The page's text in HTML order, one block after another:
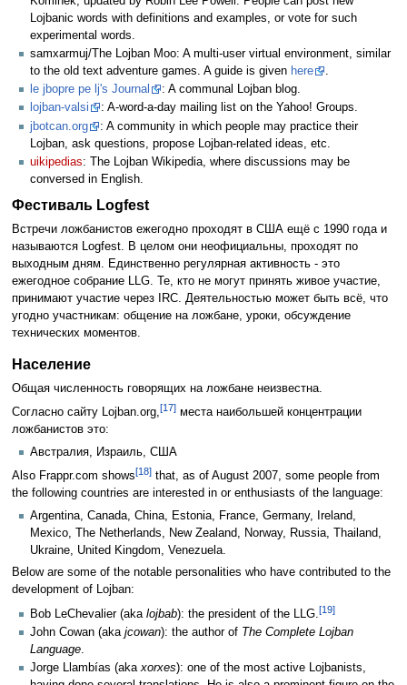
Lojbanic words with definitions and examples, or vote for such
experimental words.
samxarmuj/The Lojban Moo: A multi-user virtual environment, similar
to the old text adventure games. A guide is given here
.
le jbopre pe lj's Journal
: A communal Lojban blog.
lojban-valsi
: A-word-a-day mailing list on the Yahoo! Groups.
jbotcan.org
: A community in which people may practice their
Lojban, ask questions, propose Lojban-related ideas, etc.
uikipedias: The Lojban Wikipedia, where discussions may be
conversed in English.
Фестиваль Logfest
Встречи ложбанистов ежегодно проходят в США ещё с 1990 года и
называются Logfest. В целом они неофициальны, проходят по
выходным дням. Единственно регулярная активность - это
ежегодное собрание LLG. Те, кто не могут принять живое участие,
принимают участие через IRC. Деятельностью может быть всё, что
угодно участникам: общение на ложбане, уроки, обсуждение
технических моментов.
Население
Общая численность говорящих на ложбане неизвестна.
Согласно сайту Lojban.org,[17]места наибольшей концентрации
ложбанистов это:
Австралия, Израиль, США
Also Frappr.com shows[18]that, as of August 2007, some people from
the following countries are interested in or enthusiasts of the language:
Argentina, Canada, China, Estonia, France, Germany, Ireland,
Mexico, The Netherlands, New Zealand, Norway, Russia, Thailand,
Ukraine, United Kingdom, Venezuela.
Below are some of the notable personalities who have contributed to the
development of Lojban:
Bob LeChevalier (aka lojbab): the president of the LLG. [19]
John Cowan (aka jcowan): the author of The Complete Lojban
Language.
Jorge Llambías (akaxorxes): one of the most active Lojbanists,